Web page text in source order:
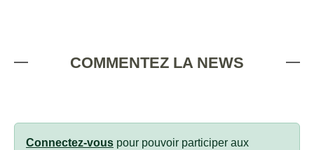
COMMENTEZ LA NEWS
Connectez-vous pour pouvoir participer aux